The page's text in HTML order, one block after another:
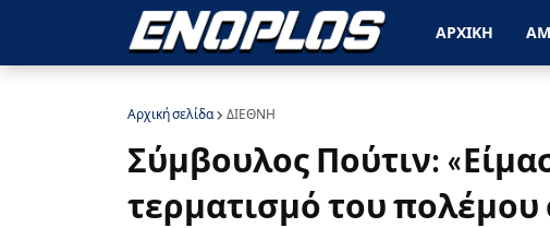
ΑΡΧΙΚΗ
Αρχική σελίδα ΔΙΕΘΝΗ
Σύμβουλος Πούτιν:
τερματισμό του